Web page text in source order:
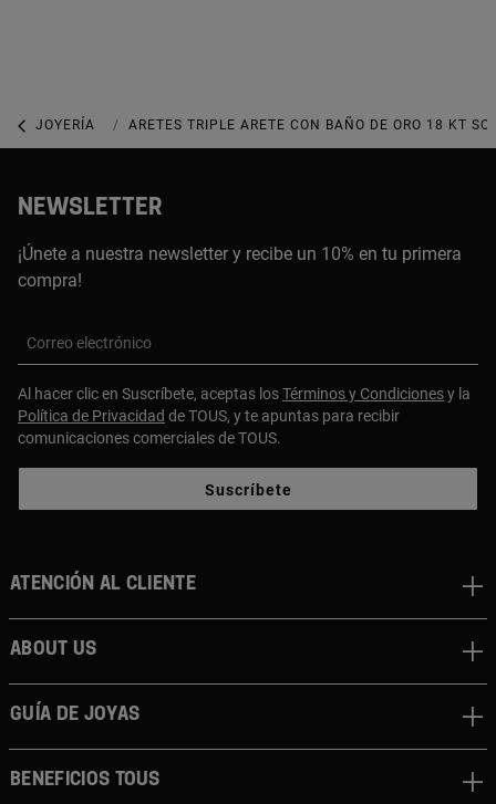
JOYERÍA JOYAS BAÑADAS DE ORO
ARETES TRIPLE ARETE CON BAÑO DE ORO 18 KT
NEWSLETTER
¡Únete a nuestra newsletter y recibe un 10% en tu primera
compra!
Correo electrónico
Al hacer clic en Suscríbete, aceptas losTérminos y Condicionesy la
Política de Privacidad de TOUS, y te apuntas para recibir
comunicaciones comerciales de TOUS.
Suscríbete
Atención al cliente
About us
Guía de joyas
Beneficios TOUS